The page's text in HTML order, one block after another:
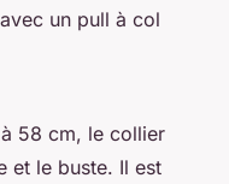
un pull à col
58 cm, le collier
et le buste. Il est